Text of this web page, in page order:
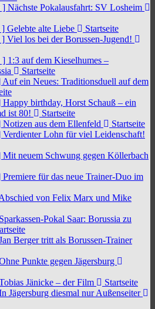
] Nächste Pokalausfahrt: SV Losheim
] Gelebte alte Liebe
Startseite
] Viel los bei der Borussen-Jugend!
] 1:3 auf dem Kieselhumes –
Startseite
Auf ein Neues: Traditionsduell auf dem
Happy birthday, Horst Schauß – ein
ist 80!
Startseite
Notizen aus dem Ellenfeld
Startseite
Verdienter Lohn für viel Leidenschaft!
Mit neuem Schwung gegen Köllerbach
Premiere für das neue Trainer-Duo im
von Felix Marx und Mike
Sparkassen-Pokal Saar: Borussia zu
Berger tritt als Borussen-Trainer
Punkte gegen Jägersburg
Jänicke – der Film
Startseite
Jägersburg diesmal nur Außenseiter